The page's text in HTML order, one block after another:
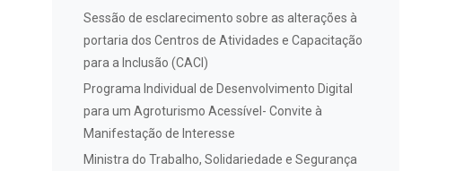
Sessão de esclarecimento sobre as alterações à
portaria dos Centros de Atividades e Capacitação
para a Inclusão (CACI)
Programa Individual de Desenvolvimento Digital
para um Agroturismo Acessível- Convite à
Manifestação de Interesse
Ministra do Trabalho, Solidariedade e Segurança